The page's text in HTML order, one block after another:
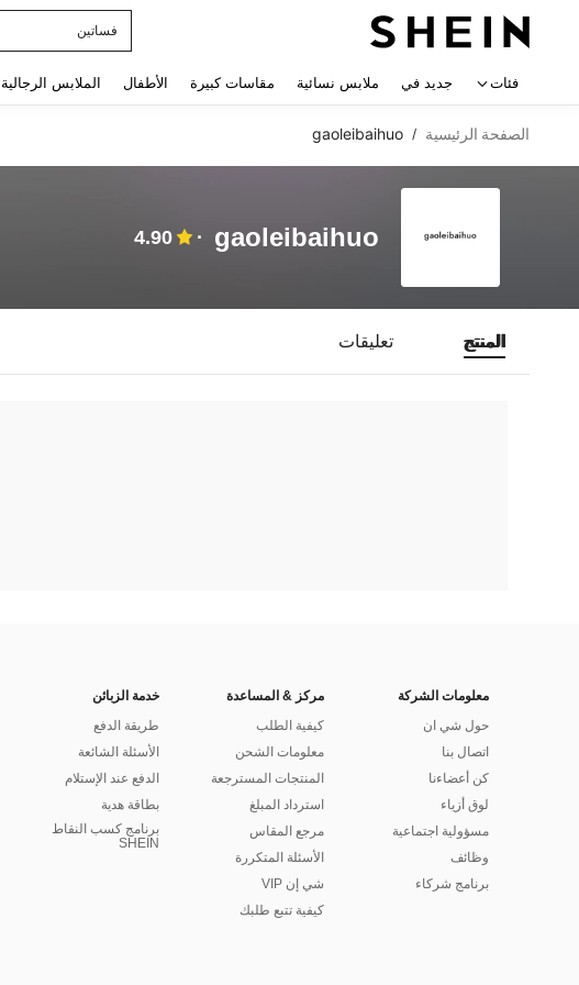
فساتين
فئات جديد في ملابس نسائية مقاسات كبيرة الأطفال الملابس الرجالية
الصفحة الرئيسية /
gaoleibaihuo
gaoleibaihuo
4.90
المنتج تعليقات
معلومات الشركة
حول شي ان
اتصال بنا
كن أعضاءنا
لوق أزياء
مسؤولية اجتماعية
وظائف
برنامج شركاء
مركز & المساعدة
كيفية الطلب
معلومات الشحن
المنتجات المسترجعة
استرداد المبلغ
مرجع المقاس
الأسئلة المتكررة
شي إن VIP
كيفية تتبع طلبك
خدمة الزبائن
طريقة الدفع
الأسئلة الشائعة
الدفع عند الإستلام
بطاقة هدية
برنامج كسب النقاط
SHEIN